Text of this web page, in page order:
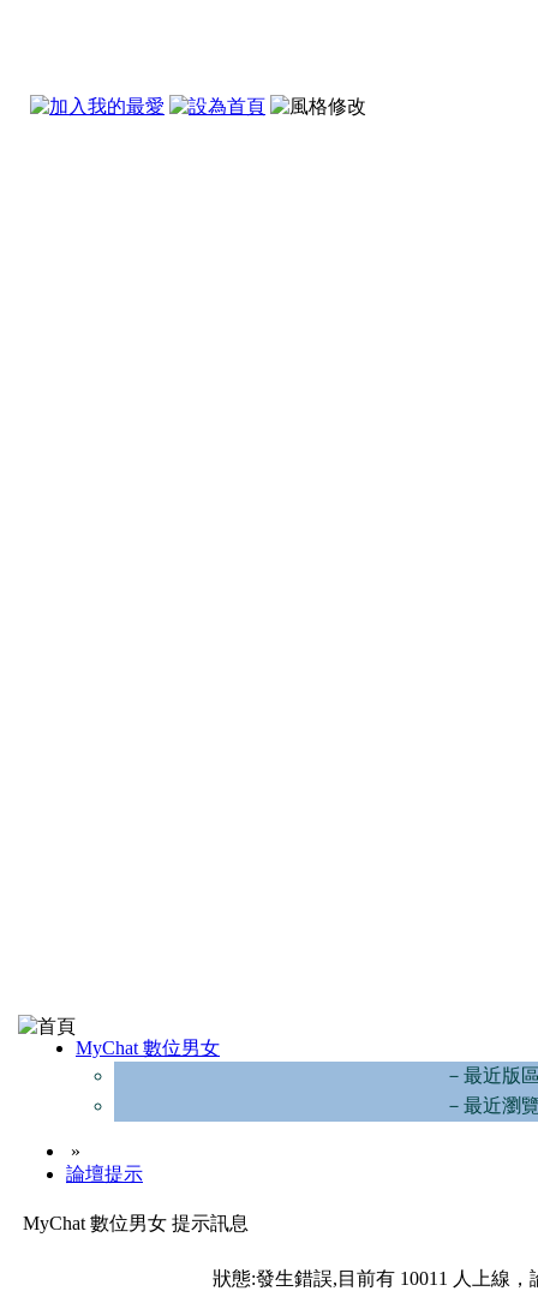
MyChat 數位男女
－最近版
－最近瀏
»
論壇提示
MyChat 數位男女 提示訊息
狀態:發生錯誤,目前有 10011 人上線